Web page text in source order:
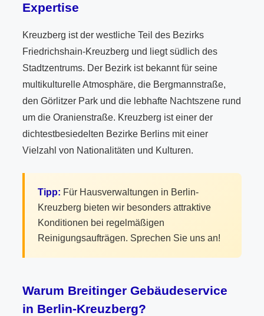
Expertise
Kreuzberg ist der westliche Teil des Bezirks
Friedrichshain-Kreuzberg und liegt südlich des
Stadtzentrums. Der Bezirk ist bekannt für seine
multikulturelle Atmosphäre, die Bergmannstraße,
den Görlitzer Park und die lebhafte Nachtszene rund
um die Oranienstraße. Kreuzberg ist einer der
dichtestbesiedelten Bezirke Berlins mit einer
Vielzahl von Nationalitäten und Kulturen.
Tipp: Für Hausverwaltungen in Berlin-
Kreuzberg bieten wir besonders attraktive
Konditionen bei regelmäßigen
Reinigungsaufträgen. Sprechen Sie uns an!
Warum Breitinger Gebäudeservice
in Berlin-Kreuzberg?